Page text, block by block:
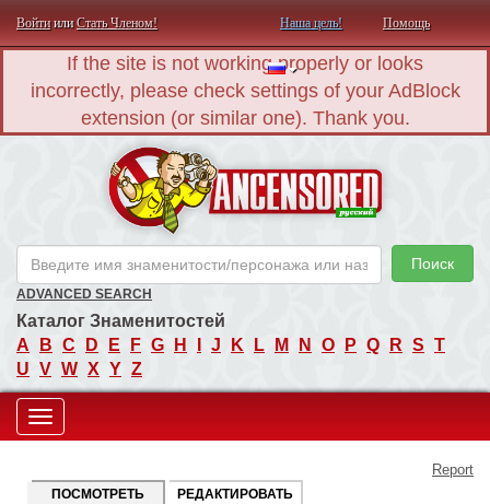
ВойтиилиСтать Членом! Наша цель! Помощь
If the site is not working properly or looks
incorrectly, please check settings of your AdBlock
extension (or similar one). Thank you.
Поиск
ADVANCED SEARCH
Каталог Знаменитостей
A
B C D E F G H J K L M N O P Q R S T
U V W X Y Z
Toggle
navigation
Report
ПОСМОТРЕТЬ РЕДАКТИРОВАТЬ